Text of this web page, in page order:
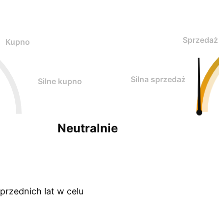
Kupno
Silne kupno
Neutralnie
Sprzedaż
Silna sprzedaż
lat w celu